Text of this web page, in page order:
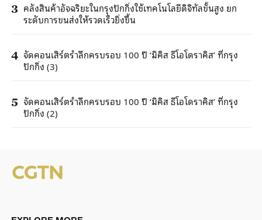
3 คลังสินค้าอัจฉริยะในกรุงปักกิ่งใช้เทคโนโลยีดิจิทัลขั้นสูง ยก
ระดับการขนส่งให้รวดเร็วยิ่งขึ้น
4 จัดคอนเสิร์ตรำลึกครบรอบ 100 ปี ‘มิคิส ธีโอโดราคิส’ ที่กรุง
ปักกิ่ง (3)
5 จัดคอนเสิร์ตรำลึกครบรอบ 100 ปี ‘มิคิส ธีโอโดราคิส’ ที่กรุง
ปักกิ่ง (2)